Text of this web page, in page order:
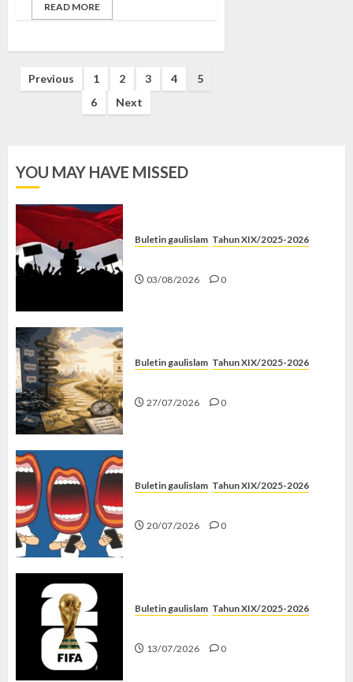
READ MORE
Posts
pagination
Previous 1 2 3 4
5
6
Next
YOU MAY HAVE MISSED
Buletin gaulislam Tahun XIX/2025-2026
03/08/2026 0
Buletin gaulislam Tahun XIX/2025-2026
27/07/2026 0
Buletin gaulislam Tahun XIX/2025-2026
20/07/2026 0
Buletin gaulislam Tahun XIX/2025-2026
13/07/2026 0